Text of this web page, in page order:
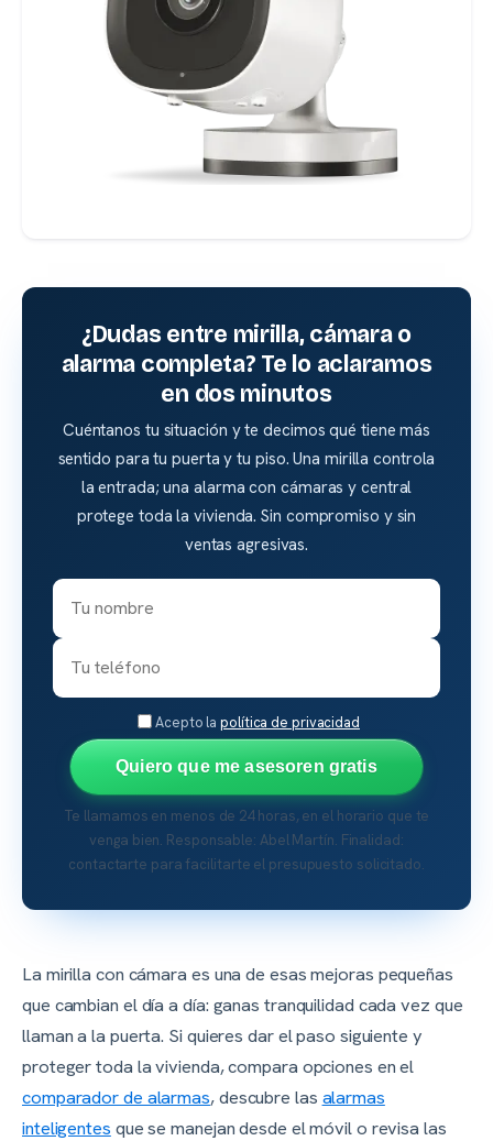
¿Dudas entre mirilla, cámara o
alarma completa? Te lo aclaramos
en dos minutos
Cuéntanos tu situación y te decimos qué tiene más
sentido para tu puerta y tu piso. Una mirilla controla
la entrada; una alarma con cámaras y central
protege toda la vivienda. Sin compromiso y sin
ventas agresivas.
Acepto lapolítica de privacidad
Quiero que me asesoren gratis
Te llamamos en menos de 24 horas, en el horario que te
venga bien. Responsable: Abel Martín. Finalidad:
contactarte para facilitarte el presupuesto solicitado.
La mirilla con cámara es una de esas mejoras pequeñas
que cambian el día a día: ganas tranquilidad cada vez que
llaman a la puerta. Si quieres dar el paso siguiente y
proteger toda la vivienda, compara opciones en el
comparador de alarmas, descubre las alarmas
inteligentes que se manejan desde el móvil o revisa las